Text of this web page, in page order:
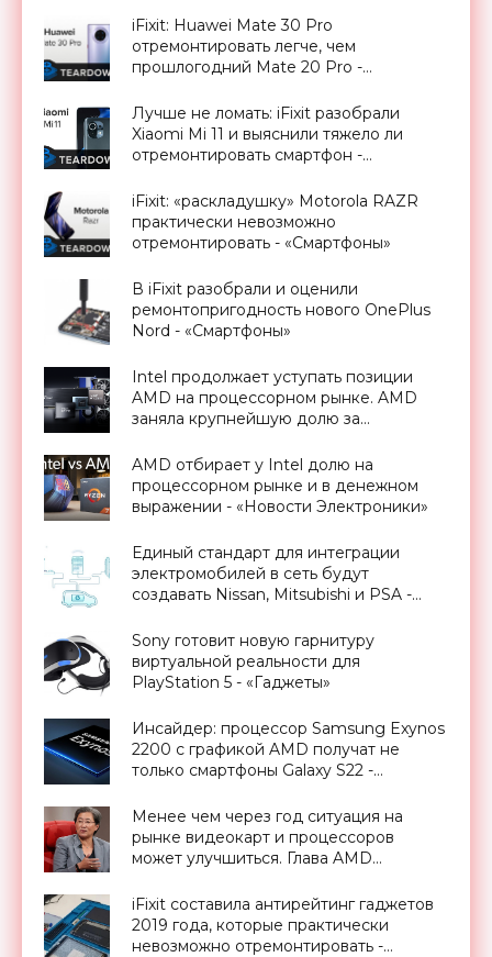
«Смартфоны»
iFixit: Huawei Mate 30 Pro
отремонтировать легче, чем
прошлогодний Mate 20 Pro -
Лучше не ломать: iFixit разобрали
Xiaomi Mi 11 и выяснили тяжело ли
отремонтировать смартфон -
iFixit: «раскладушку» Motorola RAZR
практически невозможно
отремонтировать - «Смартфоны»
В iFixit разобрали и оценили
ремонтопригодность нового OnePlus
Nord - «Смартфоны»
Intel продолжает уступать позиции
AMD на процессорном рынке. AMD
заняла крупнейшую долю за
Электроники»
AMD отбирает у Intel долю на
процессорном рынке и в денежном
выражении - «Новости Электроники»
Единый стандарт для интеграции
электромобилей в сеть будут
создавать Nissan, Mitsubishi и PSA -
Sony готовит новую гарнитуру
виртуальной реальности для
PlayStation 5 - «Гаджеты»
Инсайдер: процессор Samsung Exynos
2200 с графикой AMD получат не
только смартфоны Galaxy S22 -
Менее чем через год ситуация на
рынке видеокарт и процессоров
может улучшиться. Глава AMD
«Смартфоны»
iFixit составила антирейтинг гаджетов
2019 года, которые практически
невозможно отремонтировать -